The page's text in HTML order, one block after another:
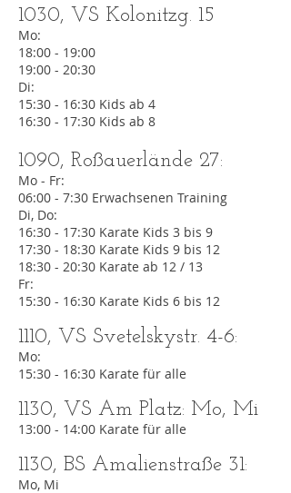
1030, VS Kolonitzg. 15
Mo:
18:00 - 19:00
19:00 - 20:30
Di:
15:30 - 16:30 Kids ab 4
16:30 - 17:30 Kids ab 8
1090, Roßauerlände 27:
Mo - Fr:
06:00 - 7:30 Erwachsenen Training
Di, Do:
16:30 - 17:30 Karate Kids 3 bis 9
17:30 - 18:30 Karate Kids 9 bis 12
18:30 - 20:30 Karate ab 12 / 13
Fr:
15:30 - 16:30 Karate Kids 6 bis 12
1110, VS Svetelskystr. 4-6:
Mo:
15:30 - 16:30 Karate für alle
1130, VS Am Platz: Mo, Mi
13:00 - 14:00 Karate für alle
1130, BS Amalienstraße 31:
Mo, Mi